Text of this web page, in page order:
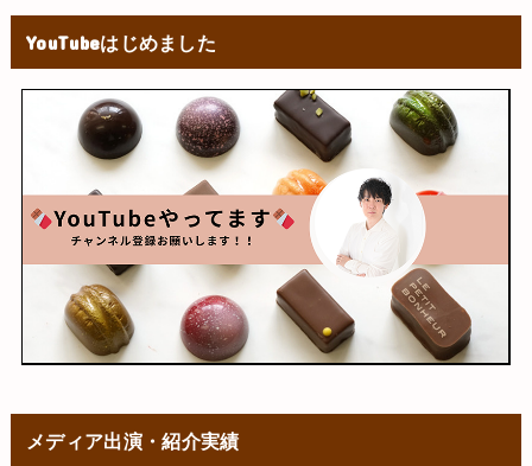
YouTubeはじめました
メディア出演・紹介実績